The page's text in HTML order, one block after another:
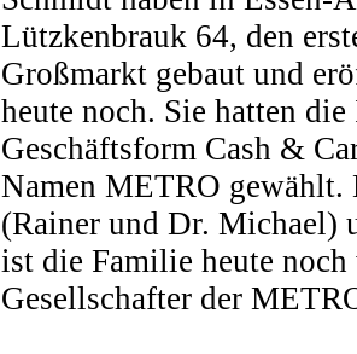
Lützkenbrauk 64, den
Großmarkt gebaut und
heute noch. Sie hatten die
Geschäftsform Cash &
Namen METRO gewählt.
(Rainer und Dr. Michael)
ist die Familie heute
Gesellschafter der